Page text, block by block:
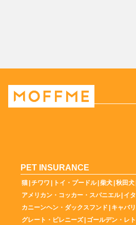
PET INSURANCE
猫 チワワ トイ・プードル 柴犬 秋田犬
アメリカン・コッカー・スパニエル イ
カニーンヘン・ダックスフンド
キャバ
グレート・ピレニーズ ゴールデン・レ